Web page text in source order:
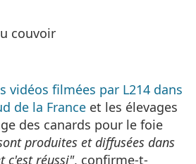
couvoir
vidéos filmées par L214 dans
de la France et les élevages
des canards pour le foie
produites et diffusées dans
c'est réussi", confirme-t-